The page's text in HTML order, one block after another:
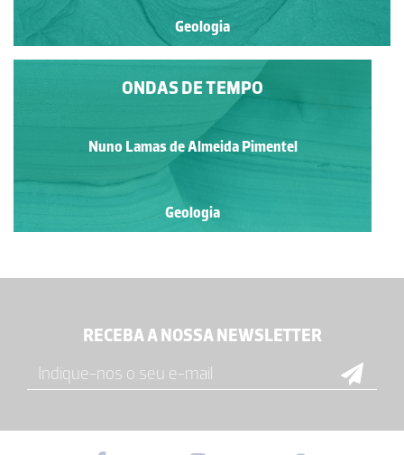
Geologia
ONDAS DE TEMPO
Nuno Lamas de Almeida Pimentel
Geologia
RECEBA A NOSSA NEWSLETTER